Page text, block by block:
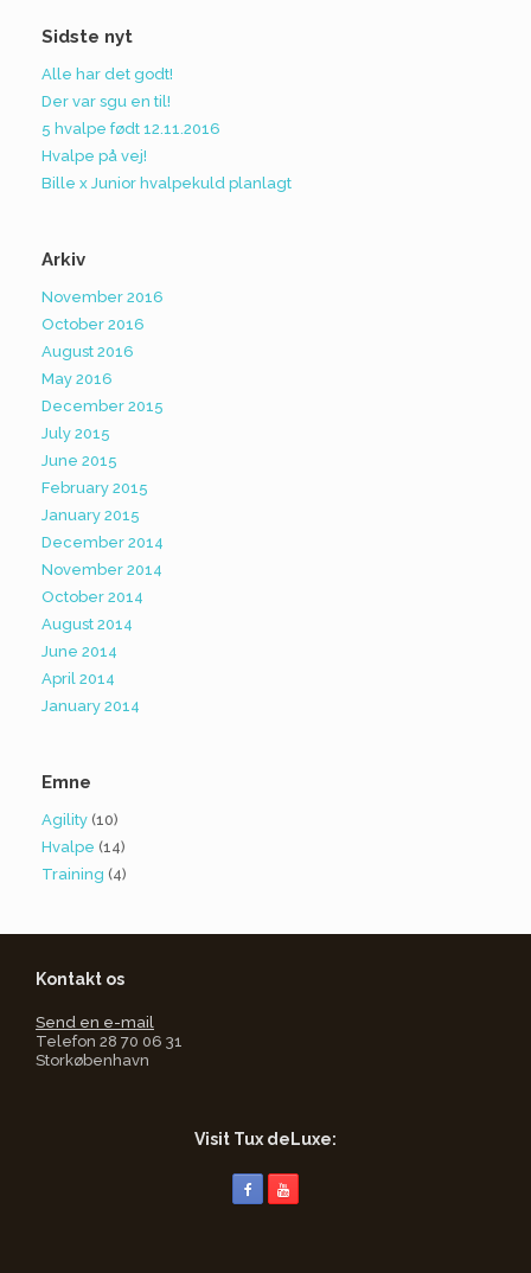
Sidste nyt
Alle har det godt!
Der var sgu en til!
5 hvalpe født 12.11.2016
Hvalpe på vej!
Bille x Junior hvalpekuld planlagt
Arkiv
November 2016
October 2016
August 2016
May 2016
December 2015
July 2015
June 2015
February 2015
January 2015
December 2014
November 2014
October 2014
August 2014
June 2014
April 2014
January 2014
Emne
Agility (10)
Hvalpe (14)
Training (4)
Kontakt os
Send en e-mail
Telefon 28 70 06 31
Storkøbenhavn
Visit Tux deLuxe: